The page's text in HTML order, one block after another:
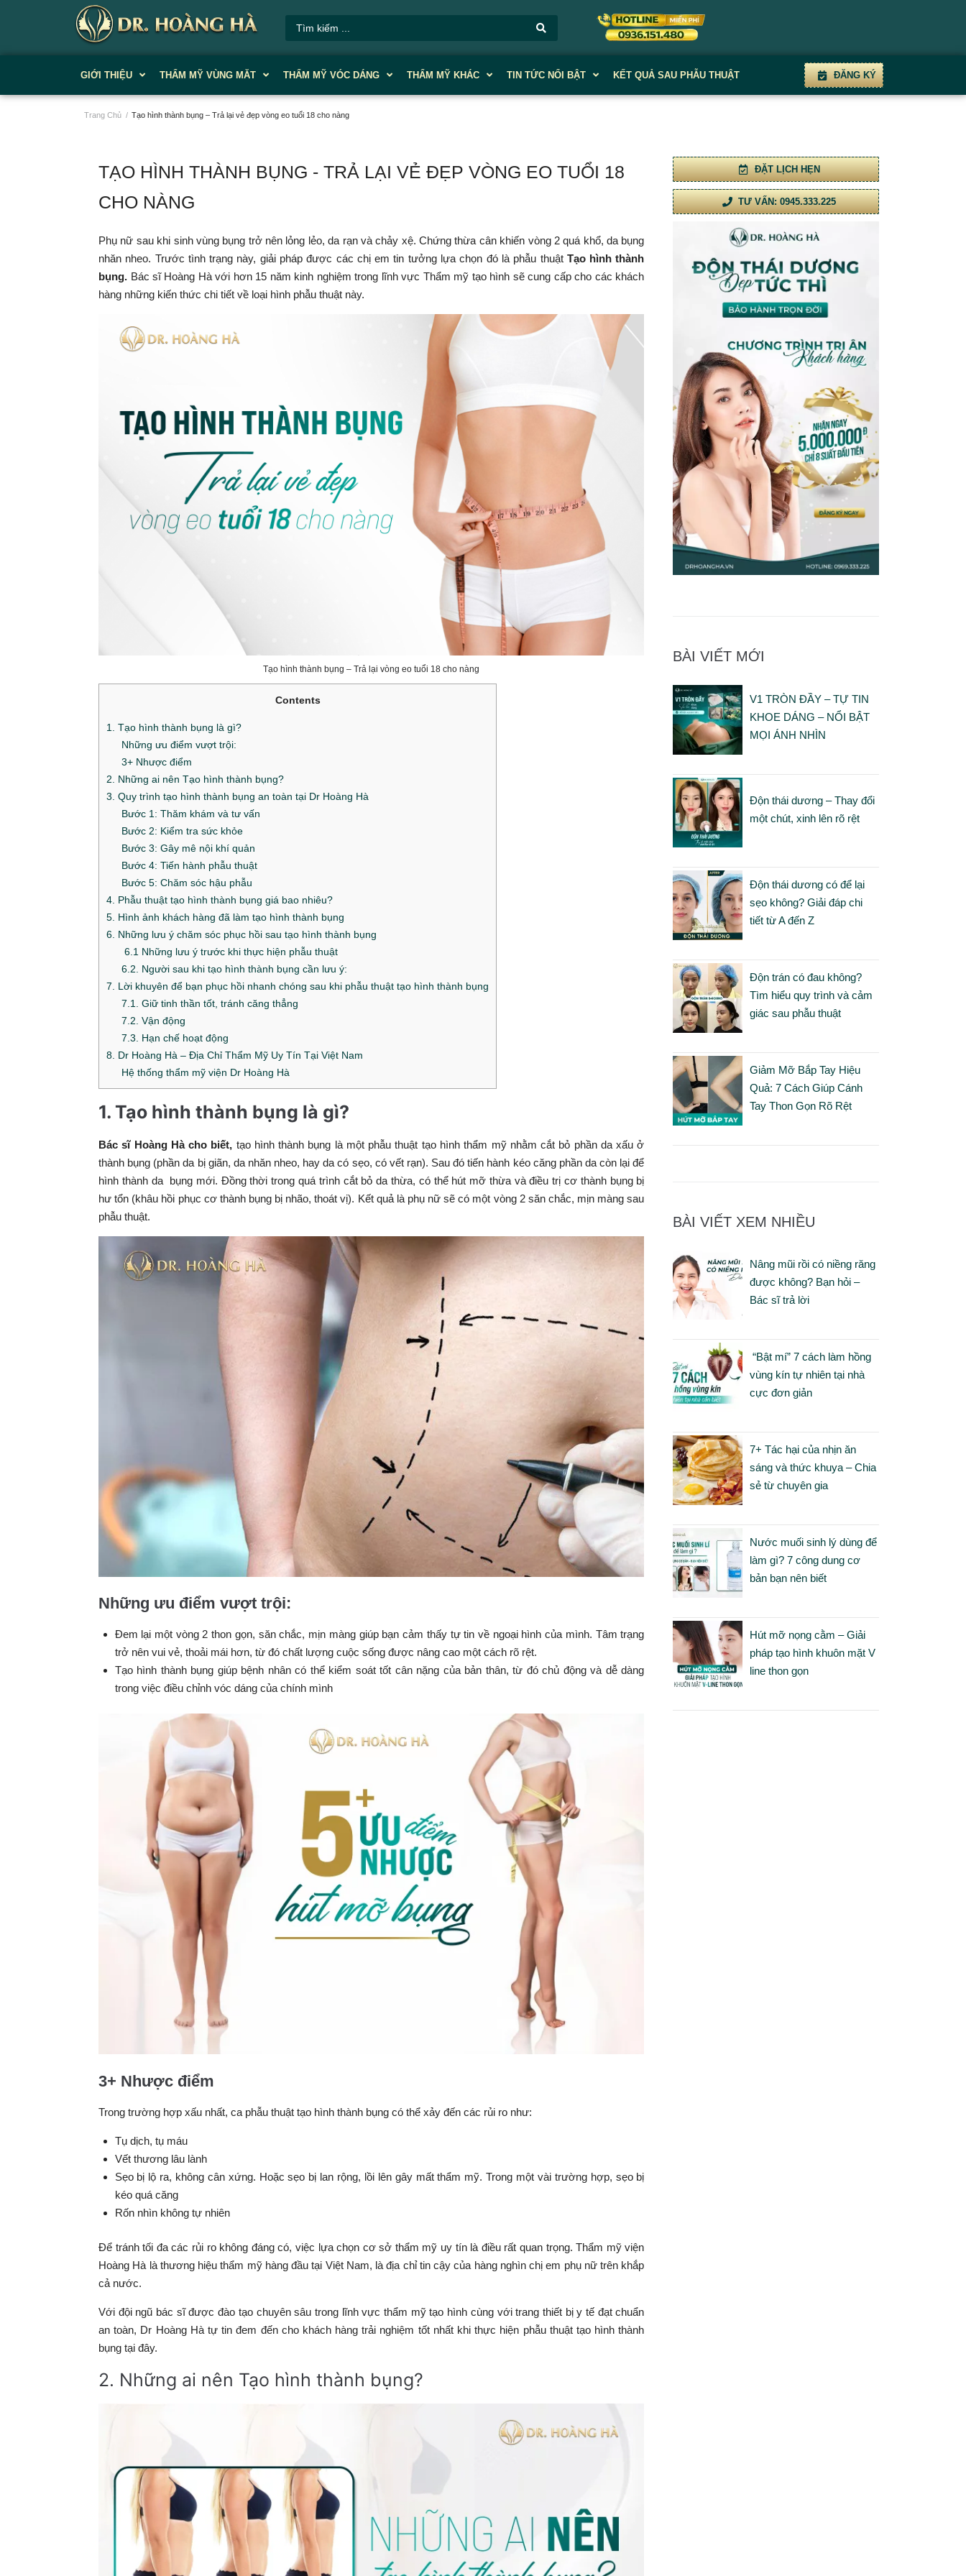
GIỚI THIỆU THẨM MỸ VÙNG MĂT THẨM MỸ VÓC DÁNG THẨM MỸ KHÁC TIN TỨC NỔI BẬT KẾT QUẢ SAU PHẪU THUẬT ĐĂNG KÝ
Trang Chủ / Tạo hình thành bụng – Trả lại vẻ đẹp vòng eo tuổi 18 cho nàng
TẠO HÌNH THÀNH BỤNG - TRẢ LẠI VẺ ĐẸP VÒNG EO TUỔI 18
CHO NÀNG
Phụ nữ sau khi sinh vùng bụng trở nên lỏng lẻo, da rạn và chảy xệ. Chứng thừa cân khiến vòng 2 quá khổ, da bụng
nhăn nheo. Trước tình trạng này, giải pháp được các chị em tin tưởng lựa chọn đó là phẫu thuật Tạo hình thành
bụng. Bác sĩ Hoàng Hà với hơn 15 năm kinh nghiệm trong lĩnh vực Thẩm mỹ tạo hình sẽ cung cấp cho các khách
hàng những kiến thức chi tiết về loại hình phẫu thuật này.
Tạo hình thành bụng – Trả lại vòng eo tuổi 18 cho nàng
Contents
1. Tạo hình thành bụng là gì?
Những ưu điểm vượt trội:
3+ Nhược điểm
2. Những ai nên Tạo hình thành bụng?
3. Quy trình tạo hình thành bụng an toàn tại Dr Hoàng Hà
Bước 1: Thăm khám và tư vấn
Bước 2: Kiểm tra sức khỏe
Bước 3: Gây mê nội khí quản
Bước 4: Tiến hành phẫu thuật
Bước 5: Chăm sóc hậu phẫu
4. Phẫu thuật tạo hình thành bụng giá bao nhiêu?
5. Hình ảnh khách hàng đã làm tạo hình thành bụng
6. Những lưu ý chăm sóc phục hồi sau tạo hình thành bụng
6.1 Những lưu ý trước khi thực hiện phẫu thuật
6.2. Người sau khi tạo hình thành bụng cần lưu ý:
7. Lời khuyên để bạn phục hồi nhanh chóng sau khi phẫu thuật tạo hình thành bụng
7.1. Giữ tinh thần tốt, tránh căng thẳng
7.2. Vận động
7.3. Hạn chế hoạt động
8. Dr Hoàng Hà – Địa Chỉ Thẩm Mỹ Uy Tín Tại Việt Nam
Hệ thống thẩm mỹ viện Dr Hoàng Hà
1. Tạo hình thành bụng là gì?
Bác sĩ Hoàng Hà cho biết, tạo hình thành bụng là một phẫu thuật tạo hình thẩm mỹ nhằm cắt bỏ phần da xấu ở
thành bụng (phần da bị giãn, da nhăn nheo, hay da có sẹo, có vết rạn). Sau đó tiến hành kéo căng phần da còn lại để
hình thành da bụng mới. Đồng thời trong quá trình cắt bỏ da thừa, có thể hút mỡ thừa và điều trị cơ thành bụng bị
hư tổn (khâu hồi phục cơ thành bụng bị nhão, thoát vị). Kết quả là phụ nữ sẽ có một vòng 2 săn chắc, mịn màng sau
phẫu thuật.
Những ưu điểm vượt trội:
Đem lại một vòng 2 thon gọn, săn chắc, mịn màng giúp bạn cảm thấy tự tin về ngoại hình của mình. Tâm trạng
trở nên vui vẻ, thoải mái hơn, từ đó chất lượng cuộc sống được nâng cao một cách rõ rệt.
Tạo hình thành bụng giúp bệnh nhân có thể kiểm soát tốt cân nặng của bản thân, từ đó chủ động và dễ dàng
trong việc điều chỉnh vóc dáng của chính mình
3+ Nhược điểm
Trong trường hợp xấu nhất, ca phẫu thuật tạo hình thành bụng có thể xảy đến các rủi ro như:
Tụ dịch, tụ máu
Vết thương lâu lành
Sẹo bị lộ ra, không cân xứng. Hoặc sẹo bị lan rộng, lồi lên gây mất thẩm mỹ. Trong một vài trường hợp, sẹo bị
kéo quá căng
Rốn nhìn không tự nhiên
Để tránh tối đa các rủi ro không đáng có, việc lựa chọn cơ sở thẩm mỹ uy tín là điều rất quan trọng. Thẩm mỹ viện
Hoàng Hà là thương hiệu thẩm mỹ hàng đầu tại Việt Nam, là địa chỉ tin cậy của hàng nghìn chị em phụ nữ trên khắp
cả nước.
Với đội ngũ bác sĩ được đào tạo chuyên sâu trong lĩnh vực thẩm mỹ tạo hình cùng với trang thiết bị y tế đạt chuẩn
an toàn, Dr Hoàng Hà tự tin đem đến cho khách hàng trải nghiệm tốt nhất khi thực hiện phẫu thuật tạo hình thành
bụng tại đây.
2. Những ai nên Tạo hình thành bụng?
ĐẶT LỊCH HẸN
TƯ VẤN: 0945.333.225
BÀI VIẾT MỚI
V1 TRÒN ĐẦY – TỰ TIN
KHOE DÁNG – NỔI BẬT
MỌI ÁNH NHÌN
Độn thái dương – Thay đổi
một chút, xinh lên rõ rệt
Độn thái dương có để lại
sẹo không? Giải đáp chi
tiết từ A đến Z
Độn trán có đau không?
Tìm hiểu quy trình và cảm
giác sau phẫu thuật
Giảm Mỡ Bắp Tay Hiệu
Quả: 7 Cách Giúp Cánh
Tay Thon Gọn Rõ Rệt
BÀI VIẾT XEM NHIỀU
Nâng mũi rồi có niềng răng
được không? Bạn hỏi –
Bác sĩ trả lời
“Bật mí” 7 cách làm hồng
vùng kín tự nhiên tại nhà
cực đơn giản
7+ Tác hại của nhịn ăn
sáng và thức khuya – Chia
sẻ từ chuyên gia
Nước muối sinh lý dùng để
làm gì? 7 công dung cơ
bản bạn nên biết
Hút mỡ nọng cằm – Giải
pháp tạo hình khuôn mặt V
line thon gọn